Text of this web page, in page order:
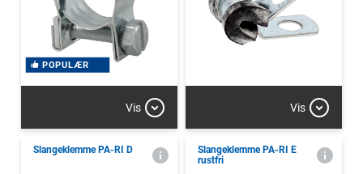
POPULÆR
Vis Vis
Slangeklemme PA-RI D
Slangeklemme PA-RI E
rustfri